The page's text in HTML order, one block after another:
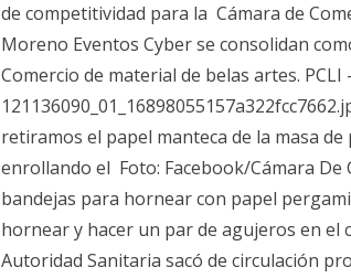
de competitividad para la Cámara de
Moreno Eventos Cyber se consolidan
Comercio de material de belas artes. PCLI
retiramos el papel manteca de la masa
enrollando el Foto: Facebook/Cámara De
bandejas para hornear con papel
hornear y hacer un par de agujeros en el
Autoridad Sanitaria sacó de circulación